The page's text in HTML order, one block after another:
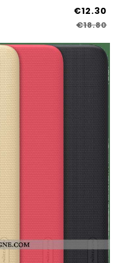
€12.30
€18.80